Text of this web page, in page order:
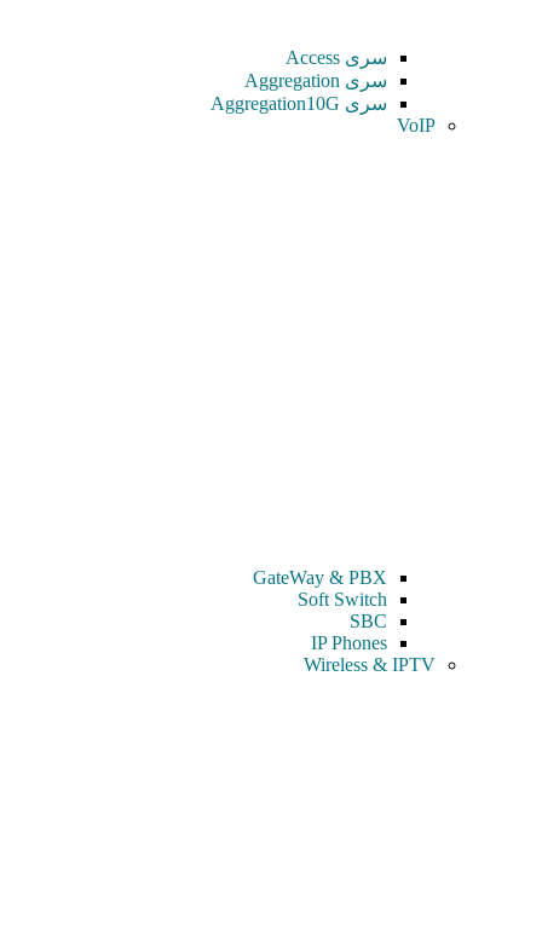
سری Access
سری Aggregation
سری Aggregation10G
VoIP
GateWay & PBX
Soft Switch
SBC
IP Phones
Wireless & IPTV